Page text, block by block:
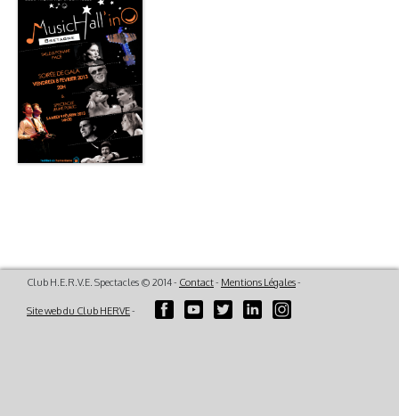
Club H.E.R.V.E. Spectacles © 2014 - Contact- Mentions Légales-
Site web du Club HERVE-